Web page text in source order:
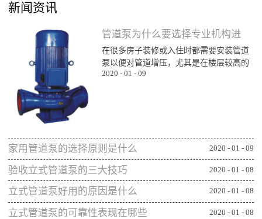
新闻资讯
管道泵为什么要选择专业机构进
行购买
在很多房子装修或入住时都需要安装管道
泵以便对管道增压，尤其是在楼层较高的
楼层为了能顺利用水更对管道增压安装专
一、可获得较规范的售后专业的管道泵生
产机构或厂家往往能更重视售后服务，毕
竟设备类的产品选择专业机构可相应获得
更全面的售后服务，并能及时为出现问题
的管...
2020 - 01 - 09
家用管道泵的选择原则是什么 2020 - 01 - 09
验收立式管道泵的三大技巧 2020 - 01 - 08
立式管道泵好用的原因是什么 2020 - 01 - 08
立式管道泵的可靠性表现在哪些
2020 - 01 - 08